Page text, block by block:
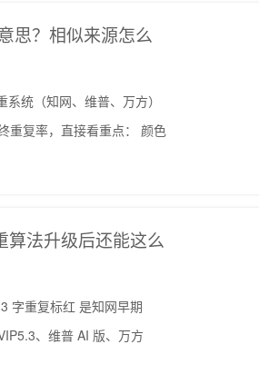
思？相似来源怎么
统（知网、维普、万方）
重复率，直接看重点： 颜色
算法升级后还能这么
字重复标红 是知网早期
、维普 AI 版、万方